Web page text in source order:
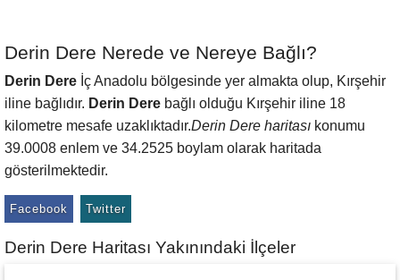
Derin Dere Nerede ve Nereye Bağlı?
Derin Dere İç Anadolu bölgesinde yer almakta olup, Kırşehir
iline bağlıdır. Derin Dere bağlı olduğu Kırşehir iline 18
kilometre mesafe uzaklıktadır.Derin Dere haritası konumu
39.0008 enlem ve 34.2525 boylam olarak haritada
gösterilmektedir.
Facebook Twitter
Derin Dere Haritası Yakınındaki İlçeler